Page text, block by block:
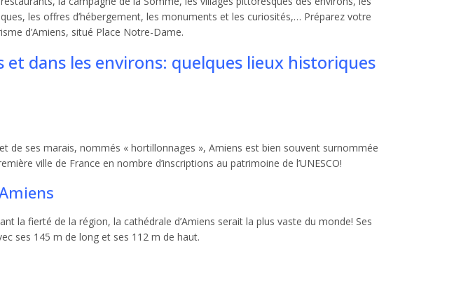
les offres d’hébergement, les monuments et les curiosités,… Préparez votre
d’Amiens, situé Place Notre-Dame.
et dans les environs: quelques lieux historiques
de ses marais, nommés « hortillonnages », Amiens est bien souvent surnommée
ville de France en nombre d’inscriptions au patrimoine de l’UNESCO!
la fierté de la région, la cathédrale d’Amiens serait la plus vaste du monde! Ses
ses 145 m de long et ses 112 m de haut.